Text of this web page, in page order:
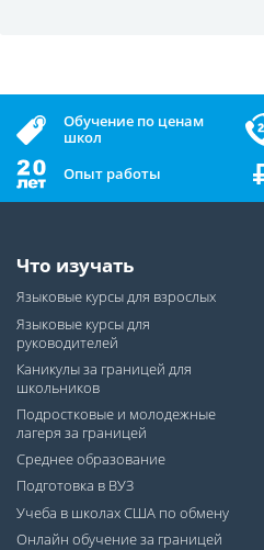
Обучение по ценам
школ
Опыт работы
Что изучать
Языковые курсы для взрослых
Языковые курсы для
руководителей
Каникулы за границей для
школьников
Подростковые и молодежные
лагеря за границей
Среднее образование
Подготовка в ВУЗ
Учеба в школах США по обмену
Онлайн обучение за границей